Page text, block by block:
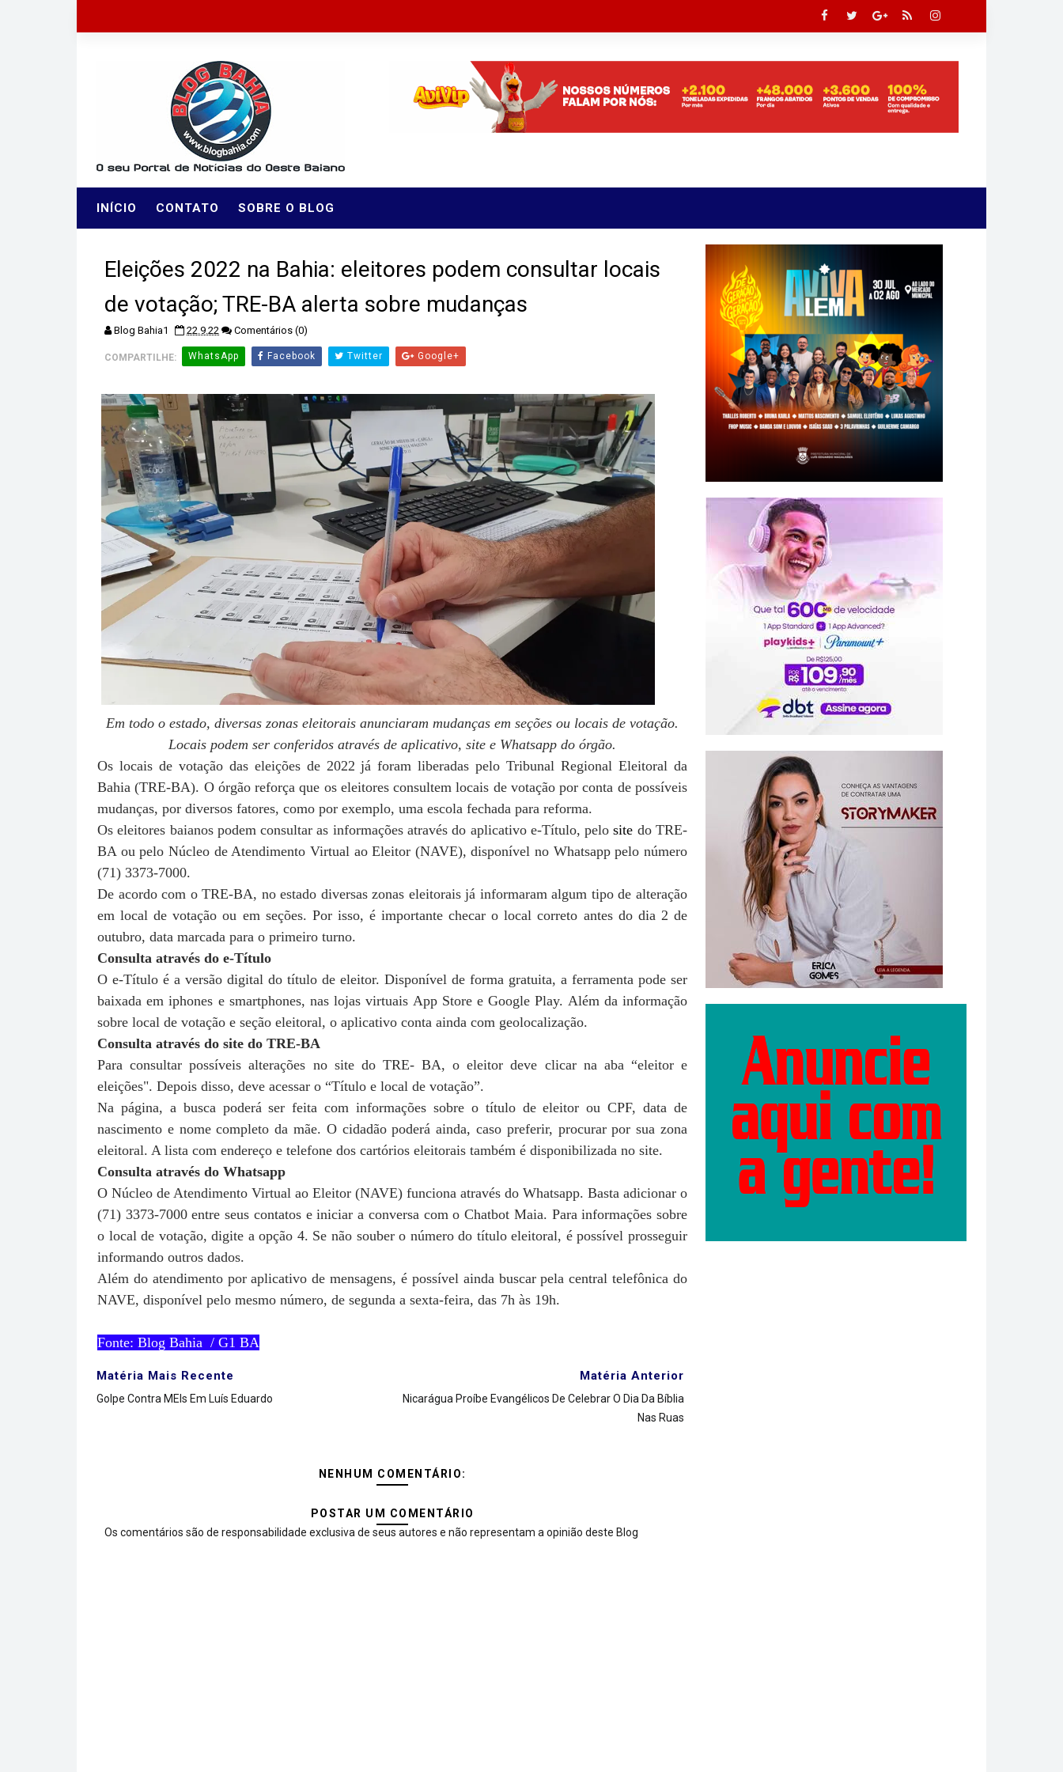
INÍCIO CONTATO SOBRE O BLOG
Eleições 2022 na Bahia: eleitores podem consultar locais
de votação; TRE-BA alerta sobre mudanças
Blog Bahia1 22.9.22 Comentários (0)
COMPARTILHE: WhatsApp Facebook Twitter Google+
Em todo o estado, diversas zonas eleitorais anunciaram mudanças em seções ou locais de votação.
Locais podem ser conferidos através de aplicativo, site e Whatsapp do órgão.
Os locais de votação das eleições de 2022 já foram liberadas pelo Tribunal Regional Eleitoral da
Bahia (TRE-BA). O órgão reforça que os eleitores consultem locais de votação por conta de possíveis
mudanças, por diversos fatores, como por exemplo, uma escola fechada para reforma.
Os eleitores baianos podem consultar as informações através do aplicativo e-Título, pelosite do TRE-
BA ou pelo Núcleo de Atendimento Virtual ao Eleitor (NAVE), disponível no Whatsapp pelo número
(71) 3373-7000.
De acordo com o TRE-BA, no estado diversas zonas eleitorais já informaram algum tipo de alteração
em local de votação ou em seções. Por isso, é importante checar o local correto antes do dia 2 de
outubro, data marcada para o primeiro turno.
Consulta através do e-Título
O e-Título é a versão digital do título de eleitor. Disponível de forma gratuita, a ferramenta pode ser
baixada em iphones e smartphones, nas lojas virtuais App Store e Google Play. Além da informação
sobre local de votação e seção eleitoral, o aplicativo conta ainda com geolocalização.
Consulta através do site do TRE-BA
Para consultar possíveis alterações no site do TRE- BA, o eleitor deve clicar na aba “eleitor e
eleições". Depois disso, deve acessar o “Título e local de votação”.
Na página, a busca poderá ser feita com informações sobre o título de eleitor ou CPF, data de
nascimento e nome completo da mãe. O cidadão poderá ainda, caso preferir, procurar por sua zona
eleitoral. A lista com endereço e telefone dos cartórios eleitorais também é disponibilizada no site.
Consulta através do Whatsapp
O Núcleo de Atendimento Virtual ao Eleitor (NAVE) funciona através do Whatsapp. Basta adicionar o
(71) 3373-7000 entre seus contatos e iniciar a conversa com o Chatbot Maia. Para informações sobre
o local de votação, digite a opção 4. Se não souber o número do título eleitoral, é possível prosseguir
informando outros dados.
Além do atendimento por aplicativo de mensagens, é possível ainda buscar pela central telefônica do
NAVE, disponível pelo mesmo número, de segunda a sexta-feira, das 7h às 19h.
Fonte: Blog Bahia / G1 BA
Matéria Mais Recente
Golpe Contra MEIs Em Luís Eduardo
Matéria Anterior
Nicarágua Proíbe Evangélicos De Celebrar O Dia Da Bíblia
Nas Ruas
NENHUM COMENTÁRIO:
POSTAR UM COMENTÁRIO
Os comentários são de responsabilidade exclusiva de seus autores e não representam a opinião deste Blog